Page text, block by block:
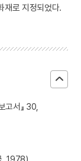
재로 지정되었다.
고서』 30,